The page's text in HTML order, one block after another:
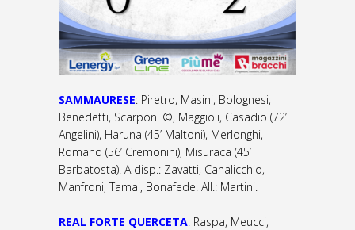
SAMMAURESE: Piretro, Masini, Bolognesi,
Benedetti, Scarponi ©, Maggioli, Casadio (72’
Angelini), Haruna (45’ Maltoni), Merlonghi,
Romano (56’ Cremonini), Misuraca (45’
Barbatosta). A disp.: Zavatti, Canalicchio,
Manfroni, Tamai, Bonafede. All.: Martini.
REAL FORTE QUERCETA: Raspa, Meucci,